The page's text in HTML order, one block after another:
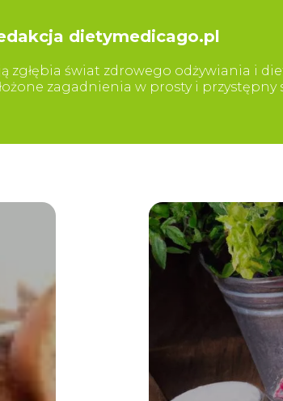
dietymedicago.pl
zgłębia świat zdrowego odżywiania i
zagadnienia w prosty i przystępny